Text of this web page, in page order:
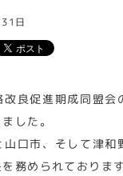
日
良促進期成同盟会
した。
口市、そして津和
務められております